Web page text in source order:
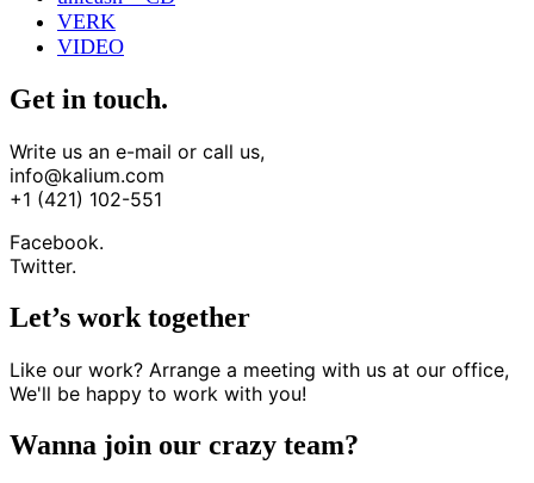
VERK
VIDEO
Get in touch.
Write us an e-mail or call us,
info@kalium.com
+1 (421) 102-551
Facebook.
Twitter.
Let’s work together
Like our work? Arrange a meeting with us at our office,
We'll be happy to work with you!
Wanna join our crazy team?